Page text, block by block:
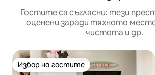
Гостите са съгласни: тези
оценени заради тяхното
чистота и др.
Избор на гостите
Избор на гостите